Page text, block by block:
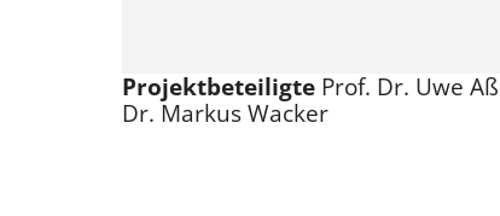
ProjektbeteiligteProf. Dr. Uwe
Dr. Markus Wacker